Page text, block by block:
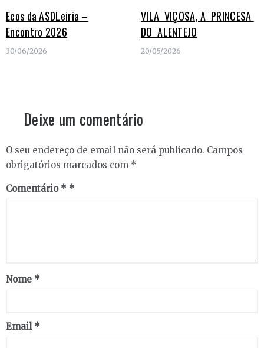
Ecos da ASDLeiria –
Encontro 2026
30/06/2026
VILA VIÇOSA, A PRINCESA
DO ALENTEJO
20/05/2026
Deixe um comentário
O seu endereço de email não será publicado. Campos
obrigatórios marcados com *
Comentário *
Nome *
Email *